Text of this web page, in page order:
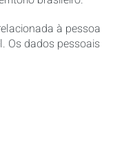
à pessoa
Os dados pessoais